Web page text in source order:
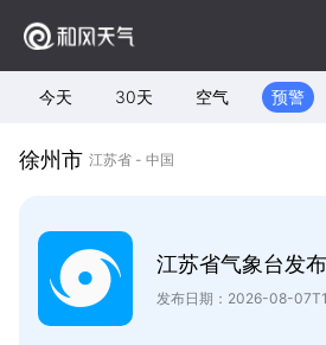
今天 30天 空气 预警
徐州市 江苏省 - 中国
江苏省气象台发
发布日期：2026-08-